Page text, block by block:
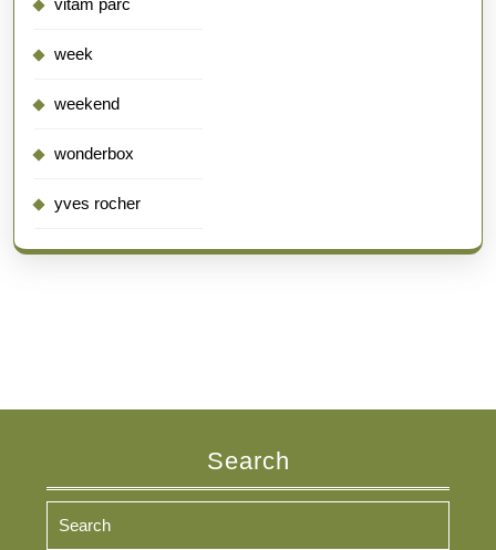
vitam parc
week
weekend
wonderbox
yves rocher
Search